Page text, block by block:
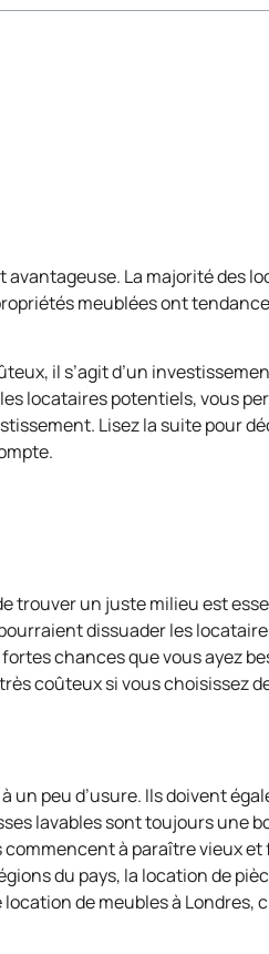
La majorité des
meublées ont
il s’agit d’un
locataires potentiels, vous
Lisez la suite pour
trouver un juste milieu est
dissuader les
chances que vous ayez
coûteux si vous choisissez
un peu d’usure. Ils doivent
lavables sont toujours une
commencent à paraître vieux
du pays, la location de
de meubles à Londres,